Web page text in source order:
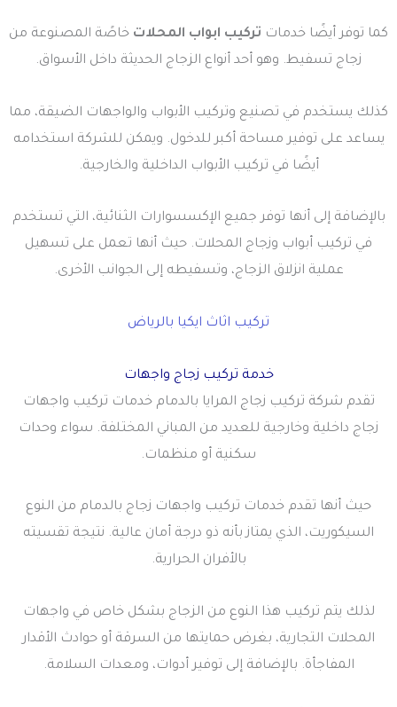
كما توفر أيضًا خدمات تركيب ابواب المحلات خاصًة المصنوعة من
زجاج تسفيط. وهو أحد أنواع الزجاج الحديثة داخل الأسواق.
كذلك يستخدم في تصنيع وتركيب الأبواب والواجهات الضيقة، مما
يساعد على توفير مساحة أكبر للدخول. ويمكن للشركة استخدامه
أيضًا في تركيب الأبواب الداخلية والخارجية.
بالإضافة إلى أنها توفر جميع الإكسسوارات الثنائية، التي تستخدم
في تركيب أبواب وزجاج المحلات. حيث أنها تعمل على تسهيل
عملية انزلاق الزجاج، وتسفيطه إلى الجوانب الأخرى.
تركيب اثاث ايكيا بالرياض
خدمة تركيب زجاج واجهات
تقدم شركة تركيب زجاج المرايا بالدمام خدمات تركيب واجهات
زجاج داخلية وخارجية للعديد من المباني المختلفة. سواء وحدات
سكنية أو منظمات.
حيث أنها تقدم خدمات تركيب واجهات زجاج بالدمام من النوع
السيكوريت، الذي يمتاز بأنه ذو درجة أمان عالية. نتيجة تقسيته
بالأفران الحرارية.
لذلك يتم تركيب هذا النوع من الزجاج بشكل خاص في واجهات
المحلات التجارية، بغرض حمايتها من السرقة أو حوادث الأقدار
المفاجأة. بالإضافة إلى توفير أدوات، ومعدات السلامة.